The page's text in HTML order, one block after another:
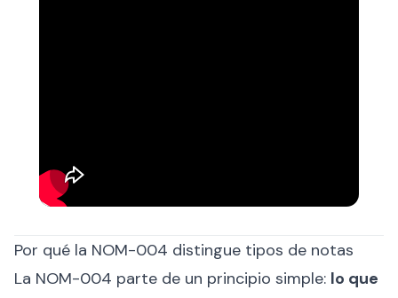
Por qué la NOM-004 distingue tipos de notas
La NOM-004 parte de un principio simple: lo que